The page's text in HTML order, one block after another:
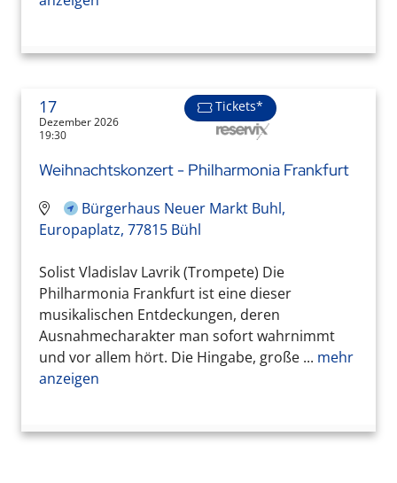
17
Dezember 2026
19:30
Tickets*
Weihnachtskonzert - Philharmonia Frankfurt
Bürgerhaus Neuer Markt Buhl,
Europaplatz, 77815 Bühl
Solist Vladislav Lavrik (Trompete) Die
Philharmonia Frankfurt ist eine dieser
musikalischen Entdeckungen, deren
Ausnahmecharakter man sofort wahrnimmt
und vor allem hört. Die Hingabe, große ... mehr
anzeigen